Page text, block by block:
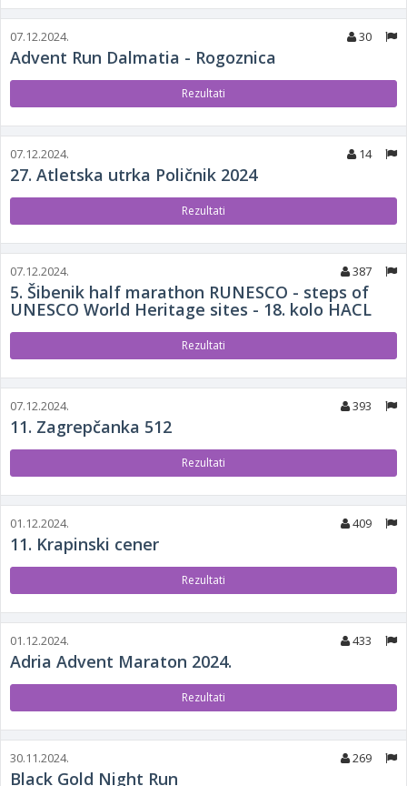
07.12.2024. 30
Advent Run Dalmatia - Rogoznica
Rezultati
07.12.2024. 14
27. Atletska utrka Poličnik 2024
Rezultati
07.12.2024. 387
5. Šibenik half marathon RUNESCO - steps of
UNESCO World Heritage sites - 18. kolo HACL
Rezultati
07.12.2024. 393
11. Zagrepčanka 512
Rezultati
01.12.2024. 409
11. Krapinski cener
Rezultati
01.12.2024. 433
Adria Advent Maraton 2024.
Rezultati
30.11.2024. 269
Black Gold Night Run